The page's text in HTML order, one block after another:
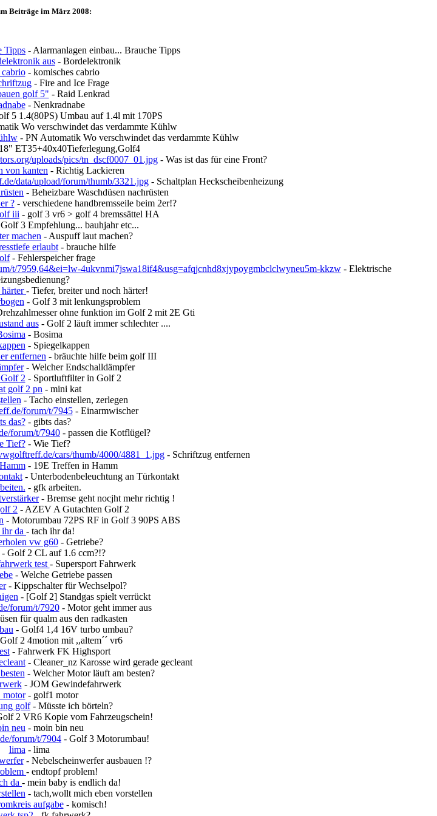
Beiträge im März 2008:
Tipps - Alarmanlagen einbau... Brauche Tipps
aus- Bordelektronik
- komisches cabrio
- Fire and Ice Frage
golf 5" - Raid Lenkrad
- Nenkradnabe
5 1.4(80PS) Umbau auf 1.4l mit 170PS
Wo verschwindet das verdammte Kühlw
- PN Automatik Wo verschwindet das verdammte Kühlw
ET35+40x40Tieferlegung,Golf4
uploads/pics/tn_dscf0007_01.jpg- Was ist das für eine Front?
von kanten - Richtig Lackieren
data/upload/forum/thumb/3321.jpg - Schaltplan Heckscheibenheizung
- Beheizbare Waschdüsen nachrüsten
?- verschiedene handbremsseile beim 2er!?
iii - golf 3 vr6 > golf 4 bremssättel HA
3 Empfehlung... bauhjahr etc...
machen - Auspuff laut machen?
erlaubt- brauche hilfe
- Fehlerspeicher frage
t/7959,64&ei=lw-4ukvnmi7jswa18if4&usg=afqjcnhd8xjypoygmbclclwyneu5m-kkzw- Elektrische
- Tiefer, breiter und noch härter!
- Golf 3 mit lenkungsproblem
ohne funktion im Golf 2 mit 2E Gti
aus- Golf 2 läuft immer schlechter ....
- Bosima
- Spiegelkappen
entfernen - bräuchte hilfe beim golf III
- Welcher Endschalldämpfer
2 - Sportluftfilter in Golf 2
golf 2 pn - mini kat
- Tacho einstellen, zerlegen
forum/t/7945- Einarmwischer
das?- gibts das?
forum/t/7940 - passen die Kotflügel?
Tief?- Wie Tief?
cars/thumb/4000/4881_1.jpg- Schriftzug entfernen
- 19E Treffen in Hamm
- Unterbodenbeleuchtung an Türkontakt
- gfk arbeiten.
- Bremse geht nocjht mehr richtig !
2 - AZEV A Gutachten Golf 2
- Motorumbau 72PS RF in Golf 3 90PS ABS
ihr da - tach ihr da!
vw g60- Getriebe?
Golf 2 CL auf 1.6 ccm?!?
test - Supersport Fahrwerk
- Welche Getriebe passen
- Kippschalter für Wechselpol?
- [Golf 2] Standgas spielt verrückt
forum/t/7920- Motor geht immer aus
für qualm aus den radkasten
- Golf4 1,4 16V turbo umbau?
2 4motion mit ,,altem´´ vr6
- Fahrwerk FK Highsport
- Cleaner_nz Karosse wird gerade gecleant
- Welcher Motor läuft am besten?
- JOM Gewindefahrwerk
motor- golf1 motor
golf- Müsste ich börteln?
2 VR6 Kopie vom Fahrzeugschein!
neu - moin bin neu
forum/t/7904 - Golf 3 Motorumbau!
lima - lima
- Nebelscheinwerfer ausbauen !?
- endtopf problem!
da - mein baby is endlich da!
- tach,wollt mich eben vorstellen
aufgabe- komisch!